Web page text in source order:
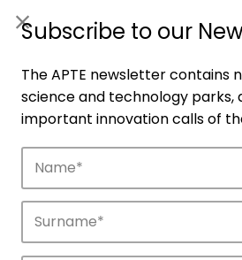
Subscribe to our
The APTE newsletter contains
science and technology parks,
important innovation calls of